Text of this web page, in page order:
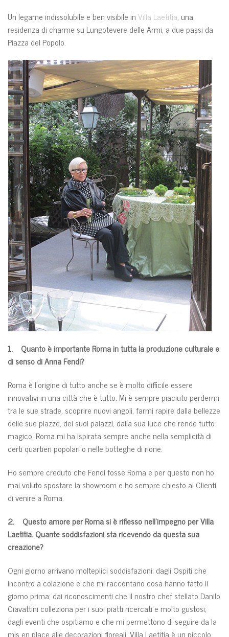
Un legame indissolubile e ben visibile inVilla Laetitia, una
residenza di charme su Lungotevere delle Armi, a due passi da
Piazza del Popolo.
1. Quanto è importante Roma in tutta la produzione culturale e
di senso di Anna Fendi?
Roma è l’origine di tutto anche se è molto difficile essere
innovativi in una città che è tutto. Mi è sempre piaciuto perdermi
tra le sue strade, scoprire nuovi angoli, farmi rapire dalla bellezze
delle sue piazze, dei suoi palazzi, dalla sua luce che rende tutto
magico. Roma mi ha ispirata sempre anche nella semplicità di
certi quartieri popolari o nelle botteghe di rione.
Ho sempre creduto che Fendi fosse Roma e per questo non ho
mai voluto spostare la showroom e ho sempre chiesto ai Clienti
di venire a Roma.
2. Questo amore per Roma si è riflesso nell’impegno per Villa
Laetitia. Quante soddisfazioni sta ricevendo da questa sua
creazione?
Ogni giorno arrivano molteplici soddisfazioni: dagli Ospiti che
incontro a colazione e che mi raccontano cosa hanno fatto il
giorno prima; dai riconoscimenti che il nostro chef stellato Danilo
Ciavattini colleziona per i suoi piatti ricercati e molto gustosi;
dagli eventi che ospitiamo e che mi permettono di seguire da la
mis en place alle decorazioni floreali. Villa Laetitia è un piccolo